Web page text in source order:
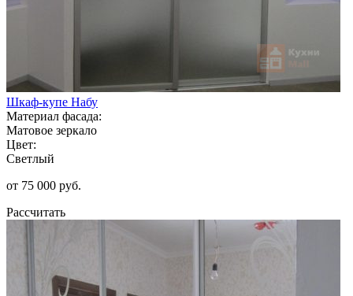
Шкаф-купе Набу
Материал фасада:
Матовое зеркало
Цвет:
Светлый
от 75 000 руб.
Рассчитать